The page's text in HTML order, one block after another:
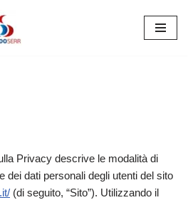
Privacy descrive le modalità di
dei dati personali degli utenti del sito
(di seguito, “Sito”). Utilizzando il